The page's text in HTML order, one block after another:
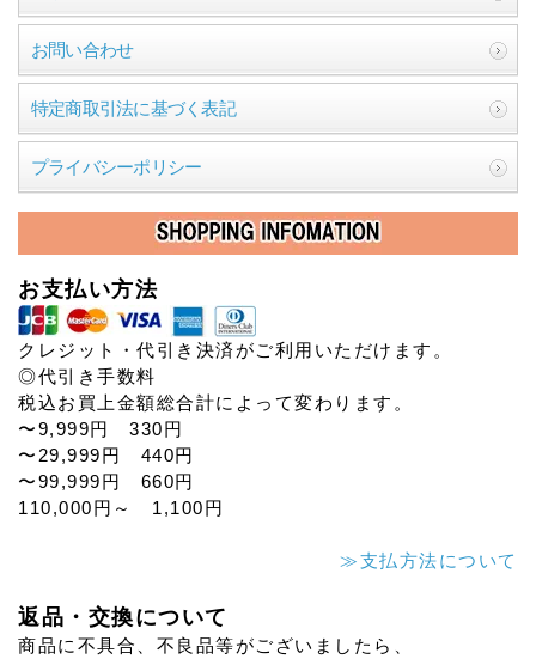
お問い合わせ
特定商取引法に基づく表記
プライバシーポリシー
お支払い方法
クレジット・代引き決済がご利用いただけます。
◎代引き手数料
税込お買上金額総合計によって変わります。
〜9,999円 330円
〜29,999円 440円
〜99,999円 660円
110,000円～ 1,100円
≫支払方法について
返品・交換について
商品に不具合、不良品等がございましたら、